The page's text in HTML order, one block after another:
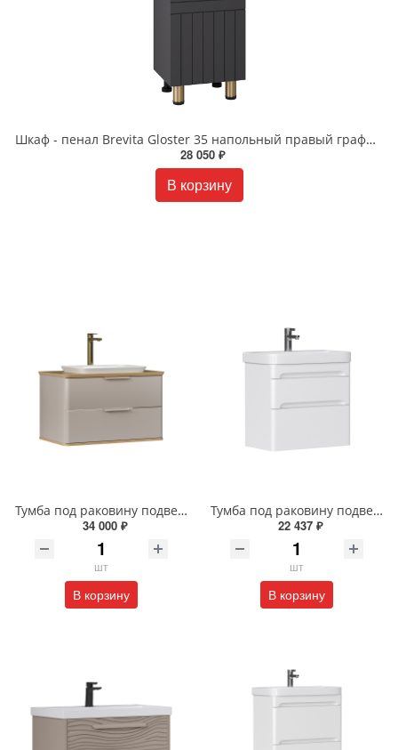
Шкаф - пенал Brevita Gloster 35 напольный правый графит GLOS-05035-48-2П
28 050 ₽
В корзину
Тумба под раковину подвесная EQUIL Десерт 80.2Я/Desert 80.2Y с ручками в цвет амарок tpDSRT80.2Y-25R амарок/дуб
34 000 ₽
шт
В корзину
Тумба под раковину подвесная EQUIL Найс 70 см tpNICE70.2Y-05 белая
22 437 ₽
шт
В корзину